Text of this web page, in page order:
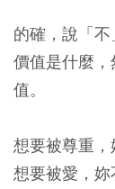
的確，說「
價值是什麼
值。
想要被尊重，
想要被愛，妳